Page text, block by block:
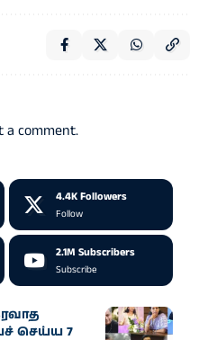
a comment.
4.4K Followers
Follow
2.1M Subscribers
Subscribe
செய்ய 7